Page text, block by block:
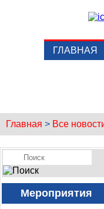
ГЛАВНАЯ
Главная > Все
Мероприятия